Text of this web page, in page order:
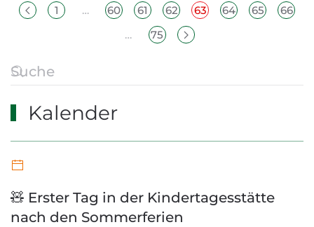
1 … 60 61 62 63 64 65
66
…
75
Kalender
🧸 Erster Tag in der Kindertagesstätte
nach den Sommerferien